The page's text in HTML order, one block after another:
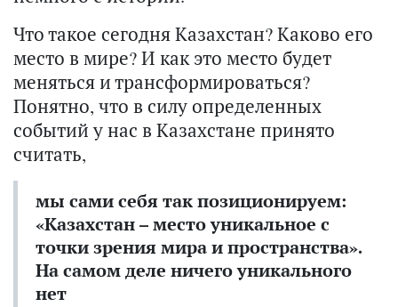
Что такое сегодня Казахстан? Каково его
место в мире? И как это место будет
меняться и трансформироваться?
Понятно, что в силу определенных
событий у нас в Казахстане принято
считать,
мы сами себя так позиционируем:
«Казахстан – место уникальное с
точки зрения мира и пространства».
На самом деле ничего уникального
нет